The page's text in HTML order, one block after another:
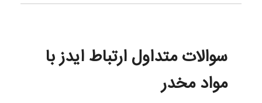
سوالات متداول ارتباط ایدز با
مواد مخدر